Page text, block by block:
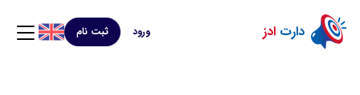
دارت ادز ورود ثبت نام